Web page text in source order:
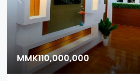
MMK110,000,000